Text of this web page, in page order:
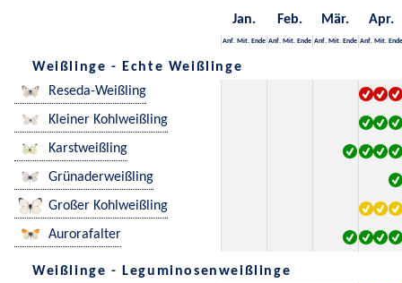
Jan. Feb. Mär. Apr.
Anf. Mit. Ende Anf. Mit. Ende Anf. Mit. Ende Anf. Mit. Ende
Weißlinge - Echte Weißlinge
Reseda-Weißling
Kleiner Kohlweißling
Karstweißling
Grünaderweißling
Großer Kohlweißling
Aurorafalter
Weißlinge - Leguminosenweißlinge